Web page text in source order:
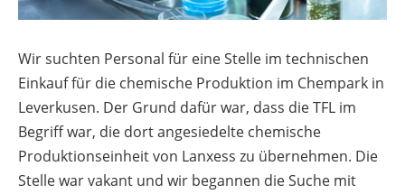
Wir suchten Personal für eine Stelle im technischen
Einkauf für die chemische Produktion im Chempark in
Leverkusen. Der Grund dafür war, dass die TFL im
Begriff war, die dort angesiedelte chemische
Produktionseinheit von Lanxess zu übernehmen. Die
Stelle war vakant und wir begannen die Suche mit